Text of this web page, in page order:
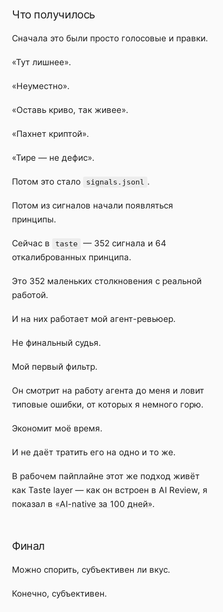
Что получилось
Сначала это были просто голосовые и правки.
«Тут лишнее».
«Неуместно».
«Оставь криво, так живее».
«Пахнет криптой».
«Тире — не дефис».
Потом это стало signals.jsonl .
Потом из сигналов начали появляться
принципы.
Сейчас в taste
— 352 сигнала и 64
откалиброванных принципа.
Это 352 маленьких столкновения с реальной
работой.
И на них работает мой агент-ревьюер.
Не финальный судья.
Мой первый фильтр.
Он смотрит на работу агента до меня и ловит
типовые ошибки, от которых я немного горю.
Экономит моё время.
И не даёт тратить его на одно и то же.
В рабочем пайплайне этот же подход живёт
как Taste layer — как он встроен в AI Review, я
показал в «AI-native за 100 дней».
Финал
Можно спорить, субъективен ли вкус.
Конечно, субъективен.